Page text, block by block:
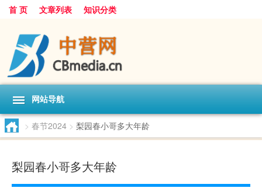
首 页 文章列表 知识分类
网站导航
> 春节2024 > 梨园春小哥多大年龄
梨园春小哥多大年龄